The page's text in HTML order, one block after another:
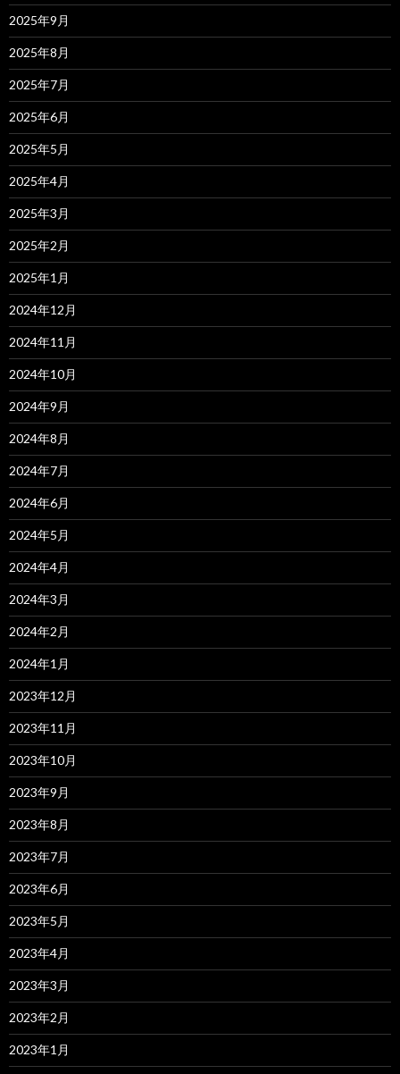
2025年9月
2025年8月
2025年7月
2025年6月
2025年5月
2025年4月
2025年3月
2025年2月
2025年1月
2024年12月
2024年11月
2024年10月
2024年9月
2024年8月
2024年7月
2024年6月
2024年5月
2024年4月
2024年3月
2024年2月
2024年1月
2023年12月
2023年11月
2023年10月
2023年9月
2023年8月
2023年7月
2023年6月
2023年5月
2023年4月
2023年3月
2023年2月
2023年1月